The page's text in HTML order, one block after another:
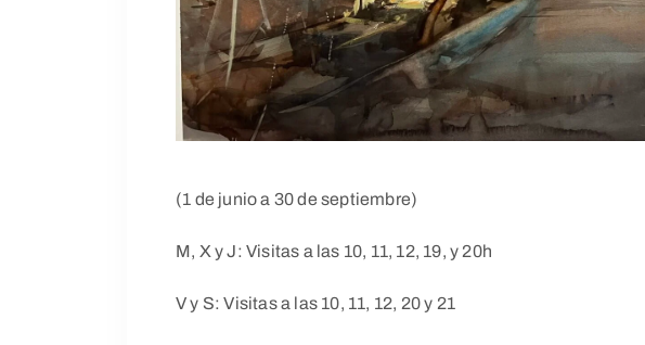
(1 de junio a 30 de septiembre)
M, X y J: Visitas a las 10, 11, 12, 19, y 20h
V y S: Visitas a las 10, 11, 12, 20 y 21